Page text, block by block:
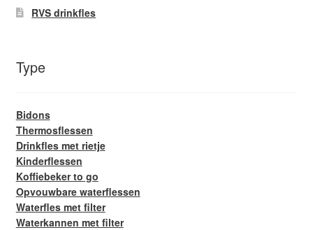
RVS drinkfles
Type
Bidons
Thermosflessen
Drinkfles met rietje
Kinderflessen
Koffiebeker to go
Opvouwbare waterflessen
Waterfles met filter
Waterkannen met filter